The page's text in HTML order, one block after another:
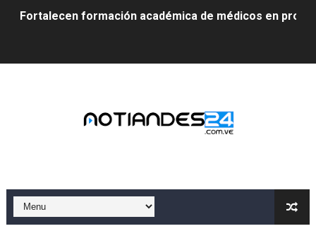
Fortalecen formación académica de médicos en
Fundecem inició con éxito el taller vacacional de
Iniciación al yoga reúne a diversos clubes deportivos